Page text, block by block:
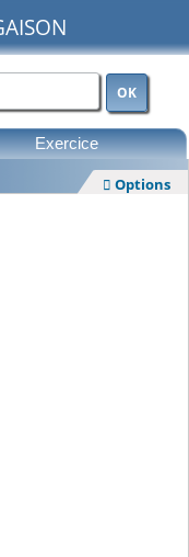
OK
Exercice
 Options